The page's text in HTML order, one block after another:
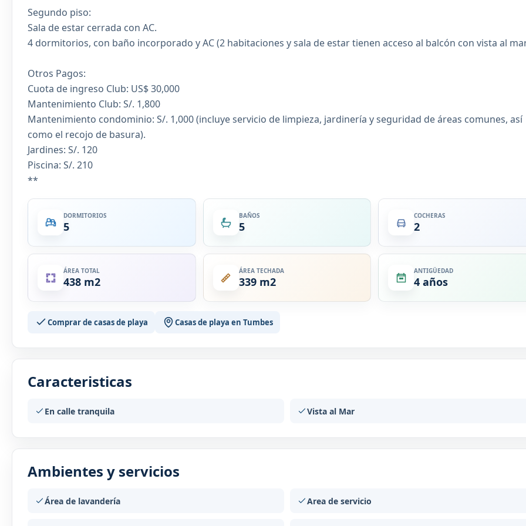
Segundo piso:
Sala de estar cerrada con AC.
4 dormitorios, con baño incorporado y AC (2 habitaciones y sala de estar tienen acceso al balcón con vista al
Otros Pagos:
Cuota de ingreso Club: US$ 30,000
Mantenimiento Club: S/. 1,800
Mantenimiento condominio: S/. 1,000 (incluye servicio de limpieza, jardinería y seguridad de áreas comunes, así
como el recojo de basura).
Jardines: S/. 120
Piscina: S/. 210
**
DORMITORIOS
5
BAÑOS
5
COCHERAS
2
ÁREA TOTAL
438 m2
ÁREA TECHADA
339 m2
ANTIGÜEDAD
4 años
Comprar de casas de playa Casas de playa en Tumbes
Caracteristicas
En calle tranquila Vista al Mar
Ambientes y servicios
Área de lavandería Area de servicio